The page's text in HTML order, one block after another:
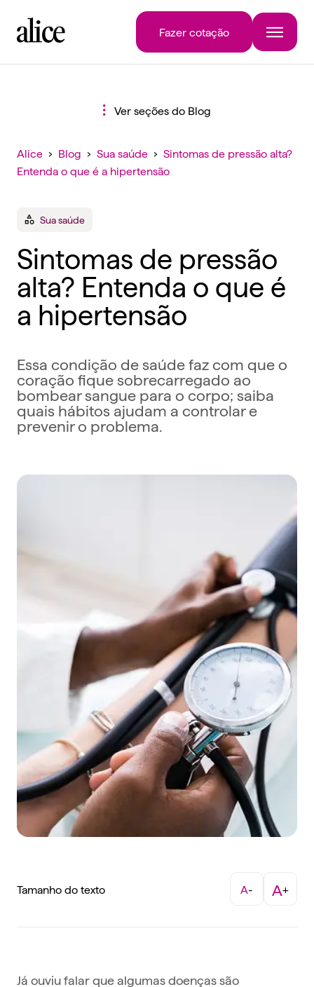
Fazer cotação
Ver seções do Blog
Alice › Blog › Sua saúde › Sintomas de pressão alta?
Entenda o que é a hipertensão
Sua saúde
Sintomas de pressão
alta? Entenda o que é
a hipertensão
Essa condição de saúde faz com que o
coração fique sobrecarregado ao
bombear sangue para o corpo; saiba
quais hábitos ajudam a controlar e
prevenir o problema.
Tamanho do texto A- A+
Já ouviu falar que algumas doenças são